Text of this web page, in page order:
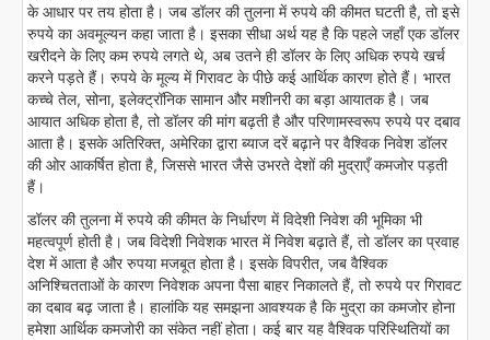
के आधार पर तय होता है। जब डॉलर की तुलना में रुपये की कीमत घटती है, तो इसे
रुपये का अवमूल्यन कहा जाता है। इसका सीधा अर्थ यह है कि पहले जहाँ एक डॉलर
खरीदने के लिए कम रुपये लगते थे, अब उतने ही डॉलर के लिए अधिक रुपये खर्च
करने पड़ते हैं। रुपये के मूल्य में गिरावट के पीछे कई आर्थिक कारण होते हैं। भारत
कच्चे तेल, सोना, इलेक्ट्रॉनिक सामान और मशीनरी का बड़ा आयातक है। जब
आयात अधिक होता है, तो डॉलर की मांग बढ़ती है और परिणामस्वरूप रुपये पर दबाव
आता है। इसके अतिरिक्त, अमेरिका द्वारा ब्याज दरें बढ़ाने पर वैश्विक निवेश डॉलर
की ओर आकर्षित होता है, जिससे भारत जैसे उभरते देशों की मुद्राएँ कमजोर पड़ती
हैं।
डॉलर की तुलना में रुपये की कीमत के निर्धारण में विदेशी निवेश की भूमिका भी
महत्वपूर्ण होती है। जब विदेशी निवेशक भारत में निवेश बढ़ाते हैं, तो डॉलर का प्रवाह
देश में आता है और रुपया मजबूत होता है। इसके विपरीत, जब वैश्विक
अनिश्चितताओं के कारण निवेशक अपना पैसा बाहर निकालते हैं, तो रुपये पर गिरावट
का दबाव बढ़ जाता है। हालांकि यह समझना आवश्यक है कि मुद्रा का कमजोर होना
हमेशा आर्थिक कमजोरी का संकेत नहीं होता। कई बार यह वैश्विक परिस्थितियों का